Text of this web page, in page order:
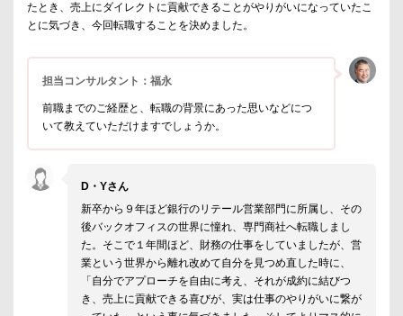
たとき、売上にダイレクトに貢献できることがやりがいになっていたこ
とに気づき、今回転職することを決めました。
担当コンサルタント：福永
前職までのご経歴と、転職の背景にあった思いなどにつ
いて教えていただけますでしょうか。
D・Yさん
新卒から９年ほど銀行のリテール営業部門に所属し、その
後バックオフィスの世界に憧れ、専門商社へ転職しまし
た。そこで１年間ほど、財務の仕事をしていましたが、営
業という世界から離れ改めて自分を見つめ直した時に、
「自分でアプローチを自由に考え、それが成約に結びつ
き、売上に貢献できる喜びが、実は仕事のやりがいに繋が